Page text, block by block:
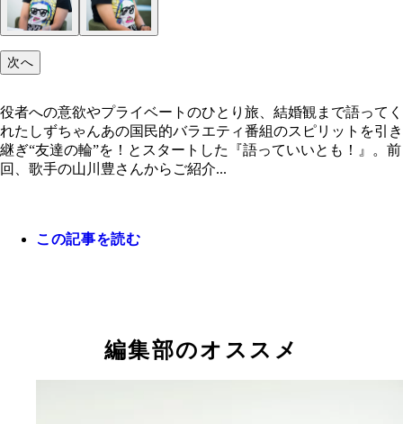
次へ
役者への意欲やプライベートのひとり旅、結婚観まで語ってく
れたしずちゃんあの国民的バラエティ番組のスピリットを引き
継ぎ“友達の輪”を！とスタートした『語っていいとも！』。前
回、歌手の山川豊さんからご紹介...
この記事を読む
編集部のオススメ